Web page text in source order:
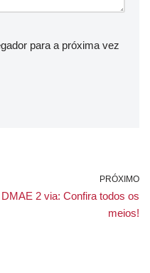
para a próxima vez
PRÓXIMO
DMAE 2 via: Confira todos os
meios!